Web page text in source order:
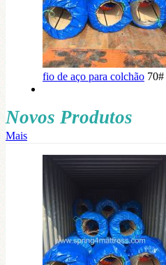
fio de aço para colchão 70#
Novos Produtos
Mais